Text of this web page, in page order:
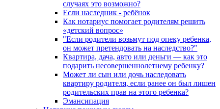
случаях это возможно?
Если наследник - ребёнок
Как нотариус помогает родителям решить
«детский вопрос»
"Если родители возьмут под опеку ребенка,
он может претендовать на наследство?"
Квартира, дача, авто или деньги — как это
подарить несовершеннолетнему ребенку?
Может ли сын или дочь наследовать
квартиру родителя, если ранее он был лишен
родительских прав на этого ребенка?
Эмансипация